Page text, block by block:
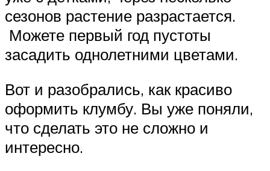
сезонов растение разрастается.
Можете первый год пустоты
засадить однолетними цветами.
Вот и разобрались, как красиво
оформить клумбу. Вы уже поняли,
что сделать это не сложно и
интересно.